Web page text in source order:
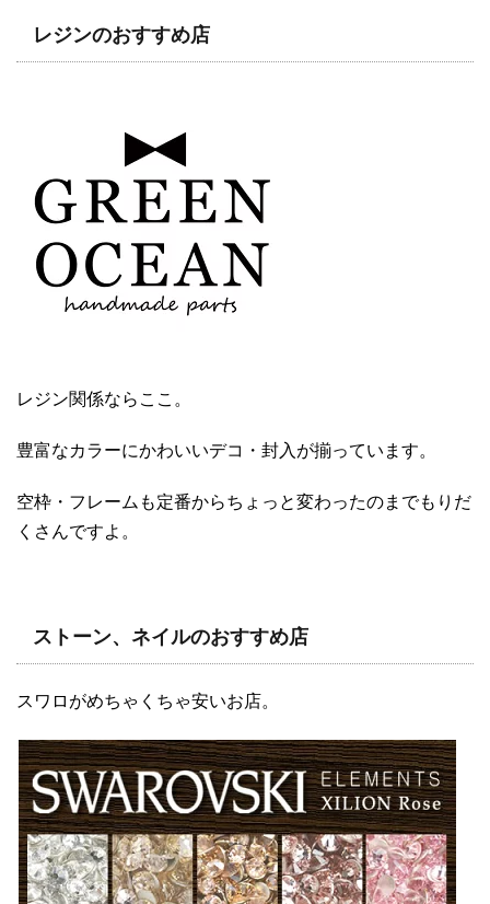
レジンのおすすめ店
レジン関係ならここ。
豊富なカラーにかわいいデコ・封入が揃っています。
空枠・フレームも定番からちょっと変わったのまでもりだ
くさんですよ。
ストーン、ネイルのおすすめ店
スワロがめちゃくちゃ安いお店。